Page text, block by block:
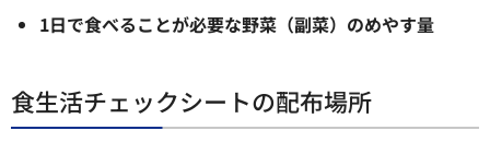
1日で食べることが必要な野菜（副菜）のめやす量
食生活チェックシートの配布場所